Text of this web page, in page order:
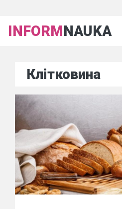
INFORMNAUKA
Клітковина